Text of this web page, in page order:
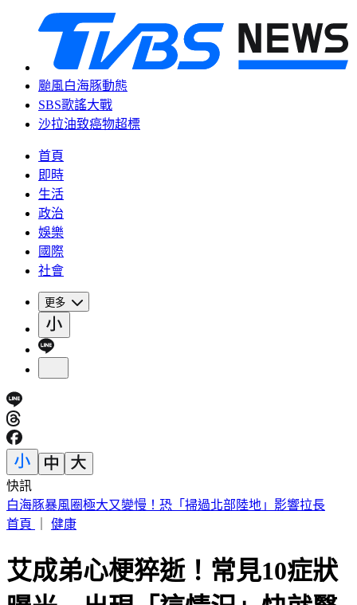
颱風白海豚動態
SBS歌謠大戰
沙拉油致癌物超標
首頁
即時
生活
政治
娛樂
國際
社會
更多
快訊
3字華語天王」爆私生子！周杰倫衰被捲入 杰威爾不忍了喊
告
艾成弟心梗猝逝！常見10症狀